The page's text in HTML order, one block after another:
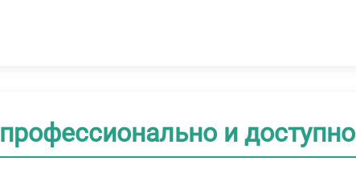
и доступно